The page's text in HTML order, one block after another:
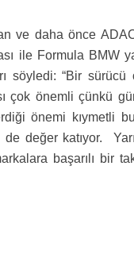
ve daha önce
ile Formula BMW
söyledi: “Bir
çok önemli çünkü
önemi kıymetli
değer katıyor.
başarılı bir